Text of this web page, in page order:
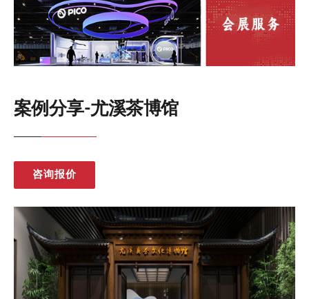
案例分享-尤溪茶博馆
咨询报价